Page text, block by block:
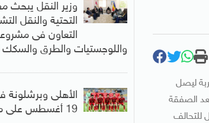
استقبال ميناء الإسكندرية، دفعة جديدة من عربات ركاب السكك الحديدية الجديدة بإجمالي 22عربة ليصل
للركاب، التي تعد الصفقة
للتحالف
وزير النقل يبحث
التحتية والنقل
التعاون فى
واللوجستيات والطرق والسكك
الأهلى وبرشلونة
19 أغسطس على ملعب كامب نو